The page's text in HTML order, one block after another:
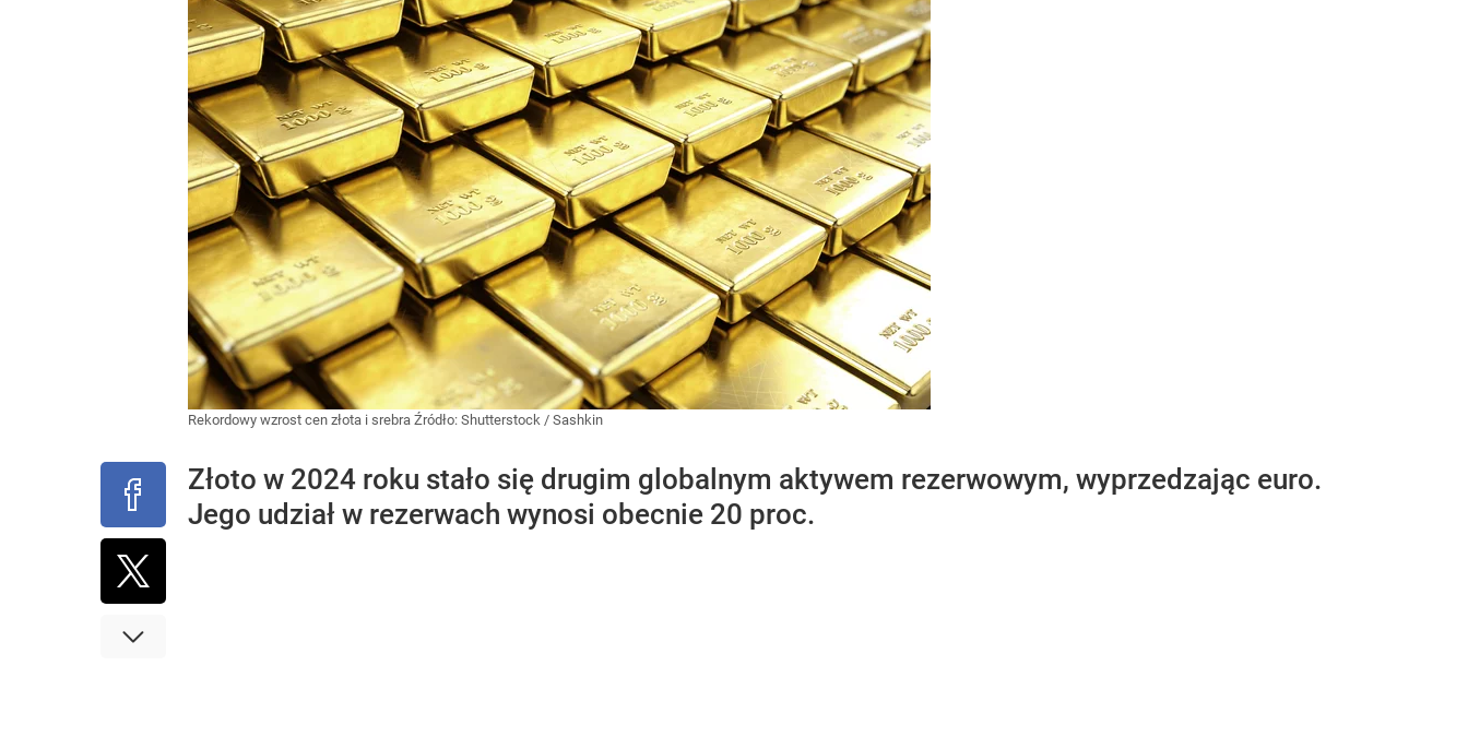
Rekordowy wzrost cen złota i srebra Źródło: Shutterstock / Sashkin
Złoto w 2024 roku stało się drugim globalnym aktywem rezerwowym, wyprzedzając euro.
Jego udział w rezerwach wynosi obecnie 20 proc.